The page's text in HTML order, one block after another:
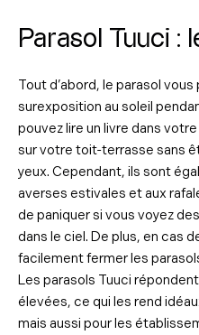
Parasol Tuuci :
Tout d’abord, le parasol
surexposition au soleil
pouvez lire un livre dans
sur votre toit-terrasse sans
yeux. Cependant, ils sont
averses estivales et aux
de paniquer si vous voyez
dans le ciel. De plus, en cas
facilement fermer les
Les parasols Tuuci
élevées, ce qui les rend
mais aussi pour les